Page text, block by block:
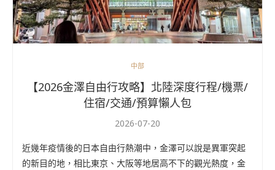
中部
【2026金澤自由行攻略】北陸深度行程/機票/
住宿/交通/預算懶人包
2026-07-20
近幾年疫情後的日本自由行熱潮中，金澤可以說是異軍突起
的新目的地，相比東京、大阪等地居高不下的觀光熱度，金